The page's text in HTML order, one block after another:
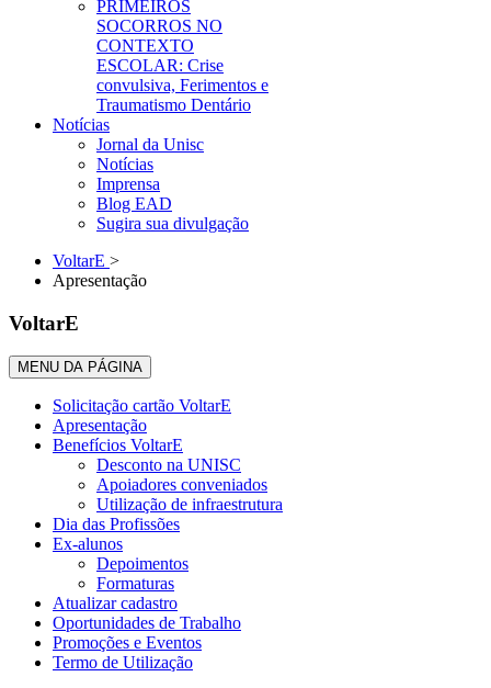
PRIMEIROS
SOCORROS NO
CONTEXTO
ESCOLAR: Crise
convulsiva, Ferimentos e
Traumatismo Dentário
Notícias
Jornal da Unisc
Notícias
Imprensa
Blog EAD
Sugira sua divulgação
VoltarE >
Apresentação
VoltarE
MENU DA PÁGINA
Solicitação cartão VoltarE
Apresentação
Benefícios VoltarE
Desconto na UNISC
Apoiadores conveniados
Utilização de infraestrutura
Dia das Profissões
Ex-alunos
Depoimentos
Formaturas
Atualizar cadastro
Oportunidades de Trabalho
Promoções e Eventos
Termo de Utilização